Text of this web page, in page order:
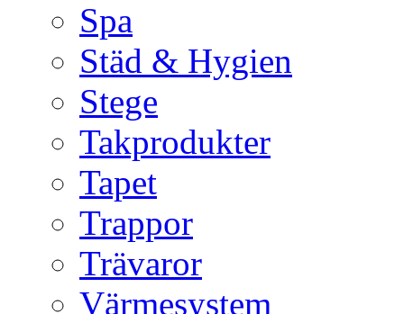
Spa
Städ & Hygien
Stege
Takprodukter
Tapet
Trappor
Trävaror
Värmesystem